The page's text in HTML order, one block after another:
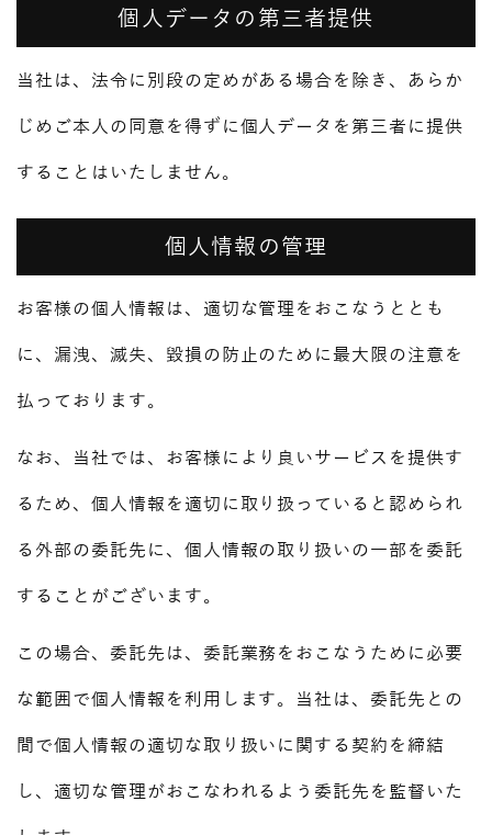
個人データの第三者提供
当社は、法令に別段の定めがある場合を除き、あらか
じめご本人の同意を得ずに個人データを第三者に提供
することはいたしません。
個人情報の管理
お客様の個人情報は、適切な管理をおこなうととも
に、漏洩、滅失、毀損の防止のために最大限の注意を
払っております。
なお、当社では、お客様により良いサービスを提供す
るため、個人情報を適切に取り扱っていると認められ
る外部の委託先に、個人情報の取り扱いの一部を委託
することがございます。
この場合、委託先は、委託業務をおこなうために必要
な範囲で個人情報を利用します。当社は、委託先との
間で個人情報の適切な取り扱いに関する契約を締結
し、適切な管理がおこなわれるよう委託先を監督いた